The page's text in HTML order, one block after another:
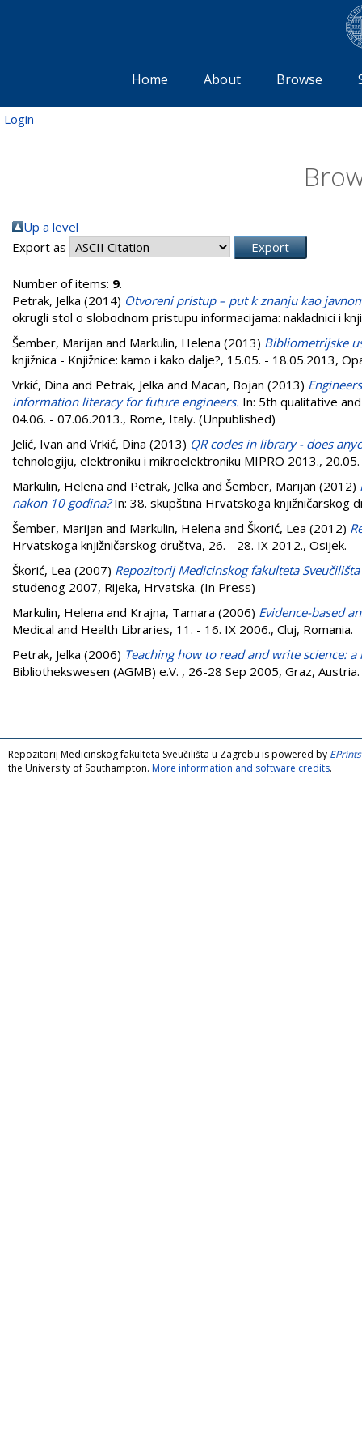
Home About Browse
Login
Up a level
Export as
Number of items: 9.
Petrak, Jelka (2014) Otvoreni pristup – put k znanju kao
okrugli stol o slobodnom pristupu informacijama: nakladnici i
Šember, Marijan and Markulin, Helena (2013) Bibliometrijske
knjižnica - Knjižnice: kamo i kako dalje?, 15.05. - 18.05.2013,
Vrkić, Dina and Petrak, Jelka and Macan, Bojan (2013)
information literacy for future engineers. In: 5th qualitative
04.06. - 07.06.2013., Rome, Italy. (Unpublished)
Jelić, Ivan and Vrkić, Dina (2013) QR codes in library - does
tehnologiju, elektroniku i mikroelektroniku MIPRO 2013.,
Markulin, Helena and Petrak, Jelka and Šember, Marijan (2012)
nakon 10 godina?In: 38. skupština Hrvatskoga knjižničarskog
Šember, Marijan and Markulin, Helena and Škorić, Lea (2012)
Hrvatskoga knjižničarskog društva, 26. - 28. IX 2012., Osijek.
Škorić, Lea (2007) Repozitorij Medicinskog fakulteta
studenog 2007, Rijeka, Hrvatska. (In Press)
Markulin, Helena and Krajna, Tamara (2006) Evidence-based
Medical and Health Libraries, 11. - 16. IX 2006., Cluj, Romania.
Petrak, Jelka (2006) Teaching how to read and write science:
Bibliothekswesen (AGMB) e.V. , 26-28 Sep 2005, Graz, Austria.
Repozitorij Medicinskog fakulteta Sveučilišta u Zagrebu is powered by
the University of Southampton. More information and software credits.